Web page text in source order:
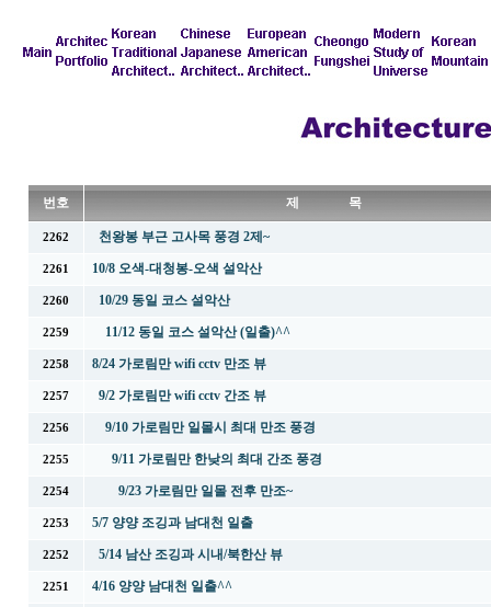
번호 제 목
2262 천왕봉 부근 고사목 풍경 2제~
2261 10/8 오색-대청봉-오색 설악산
2260 10/29 동일 코스 설악산
2259 11/12 동일 코스 설악산 (일출)^^
2258 8/24 가로림만 wifi cctv 만조 뷰
2257 9/2 가로림만 wifi cctv 간조 뷰
2256 9/10 가로림만 일몰시 최대 만조 풍경
2255 9/11 가로림만 한낮의 최대 간조 풍경
2254 9/23 가로림만 일몰 전후 만조~
2253 5/7 양양 조깅과 남대천 일출
2252 5/14 남산 조깅과 시내/북한산 뷰
2251 4/16 양양 남대천 일출^^